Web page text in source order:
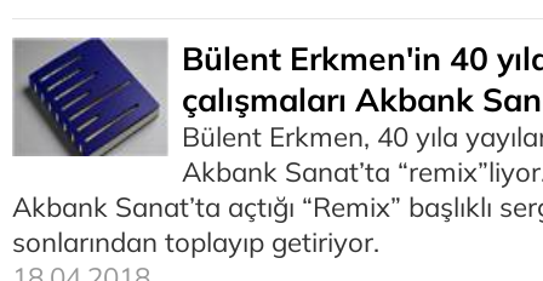
Bülent Erkmen'in 40
çalışmaları Akbank
Bülent Erkmen, 40 yıla
Akbank Sanat’ta
Akbank Sanat’ta açtığı “Remix” başlıklı
sonlarından toplayıp getiriyor.